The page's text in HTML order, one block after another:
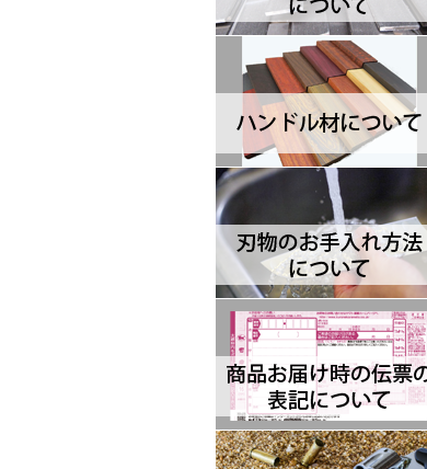
BRK Designed by ESEE ブルリ
ッジナイフデザイン エスイー
Browning ブローニング
Buck バック
Camillus カミラス
Casstrom カストロム
CIVIVI シビビ
Bastinelli Creations バスティネ
リ
Cold Steel コールドスチール
Coleman コールマン
Condor コンドル
CRKT シーアールケーティ
CJRB シージェイアールビー
Cudeman ク―ドマン
Dawson ドーソン